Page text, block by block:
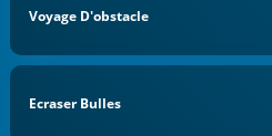
Voyage D'obstacle
Ecraser Bulles